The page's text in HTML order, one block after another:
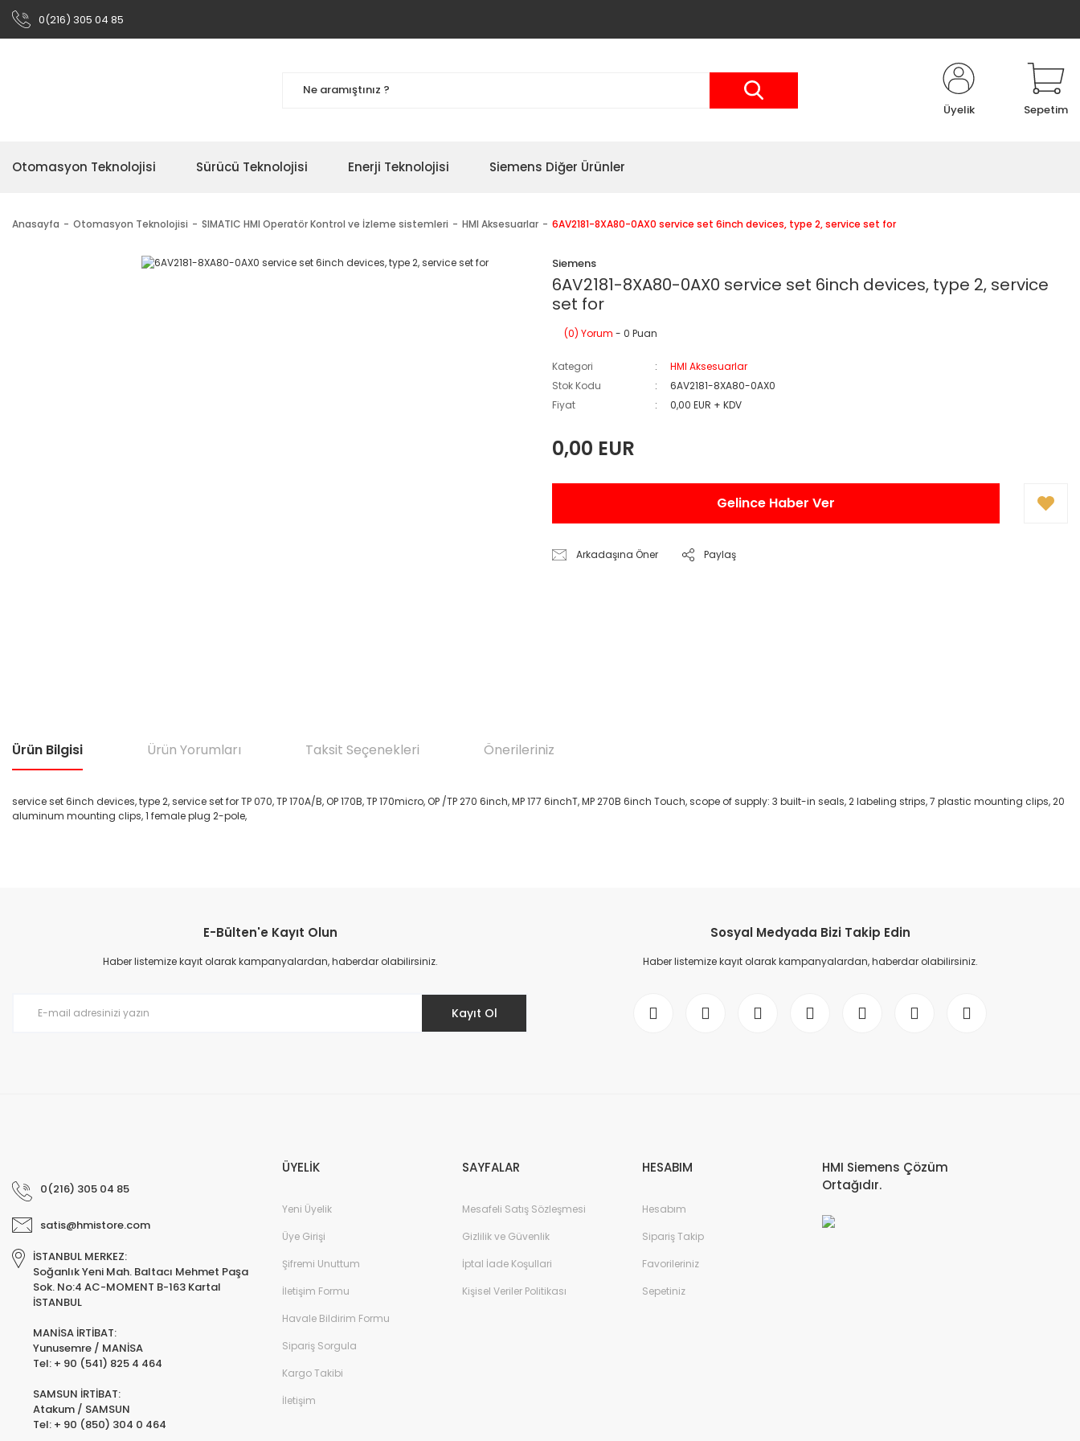
0(216) 305 04 85
Üyelik Sepetim
Otomasyon Teknolojisi Sürücü Teknolojisi Enerji Teknolojisi Siemens Diğer Ürünler
Anasayfa Otomasyon Teknolojisi SIMATIC HMI Operatör Kontrol ve İzleme sistemleri HMI Aksesuarlar 6AV2181-8XA80-0AX0 service set 6inch devices, type 2, service set for
Siemens
6AV2181-8XA80-0AX0 service set 6inch devices, type 2, service
set for
(0) Yorum - 0 Puan
Kategori
HMI Aksesuarlar
Stok Kodu
6AV2181-8XA80-0AX0
Fiyat
0,00 EUR + KDV
0,00 EUR
Gelince Haber Ver
Arkadaşına Öner Paylaş
Ürün Bilgisi Ürün Yorumları Taksit Seçenekleri Önerileriniz
service set 6inch devices, type 2, service set for TP 070, TP 170A/B, OP 170B, TP 170micro, OP /TP 270 6inch, MP 177 6inchT, MP 270B 6inch Touch, scope of supply: 3 built-in seals, 2 labeling strips, 7 plastic mounting clips, 20
aluminum mounting clips, 1 female plug 2-pole,
Ürün resmi kalitesiz, bozuk veya görüntülenemiyor.
Ürün açıklamasında eksik bilgiler bulunuyor.
E-Bülten'e Kayıt Olun
Haber listemize kayıt olarak kampanyalardan, haberdar olabilirsiniz.
Kayıt Ol
Sosyal Medyada Bizi Takip Edin
Haber listemize kayıt olarak kampanyalardan, haberdar olabilirsiniz.
0(216) 305 04 85
satis@hmistore.com
İSTANBUL MERKEZ:
Soğanlık Yeni Mah. Baltacı Mehmet Paşa
Sok. No:4 AC-MOMENT B-163 Kartal
İSTANBUL
MANİSA İRTİBAT:
Yunusemre / MANİSA
Tel: + 90 (541) 825 4 464
SAMSUN İRTİBAT:
Atakum / SAMSUN
Tel: + 90 (850) 304 0 464
ÜYELİK
Yeni Üyelik
Üye Girişi
Şifremi Unuttum
İletişim Formu
Havale Bildirim Formu
Sipariş Sorgula
Kargo Takibi
İletişim
SAYFALAR
Mesafeli Satış Sözleşmesi
Gizlilik ve Güvenlik
İptal İade Koşullari
Kişisel Veriler Politikası
HESABIM
Hesabım
Sipariş Takip
Favorileriniz
Sepetiniz
HMI Siemens Çözüm
Ortağıdır.